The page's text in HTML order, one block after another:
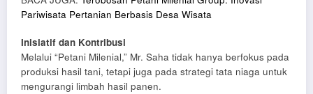
Pariwisata Pertanian Berbasis Desa Wisata
Inisiatif dan Kontribusi
Melalui “Petani Milenial,” Mr. Saha tidak hanya berfokus pada
produksi hasil tani, tetapi juga pada strategi tata niaga untuk
mengurangi limbah hasil panen.